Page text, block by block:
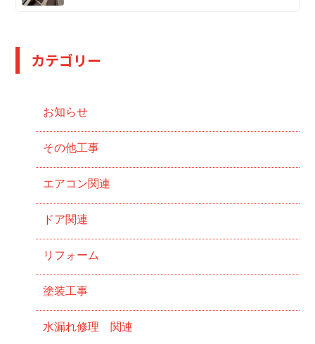
カテゴリー
お知らせ
その他工事
エアコン関連
ドア関連
リフォーム
塗装工事
水漏れ修理 関連